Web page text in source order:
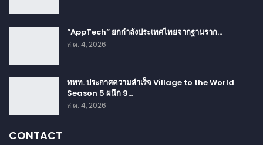
“AppTech” ยกกำลังประเทศไทยจากฐานราก…
ส.ค. 4, 2026
ททท. ประกาศความสำเร็จ Village to the World
Season 5 ผนึก 9…
ส.ค. 4, 2026
CONTACT